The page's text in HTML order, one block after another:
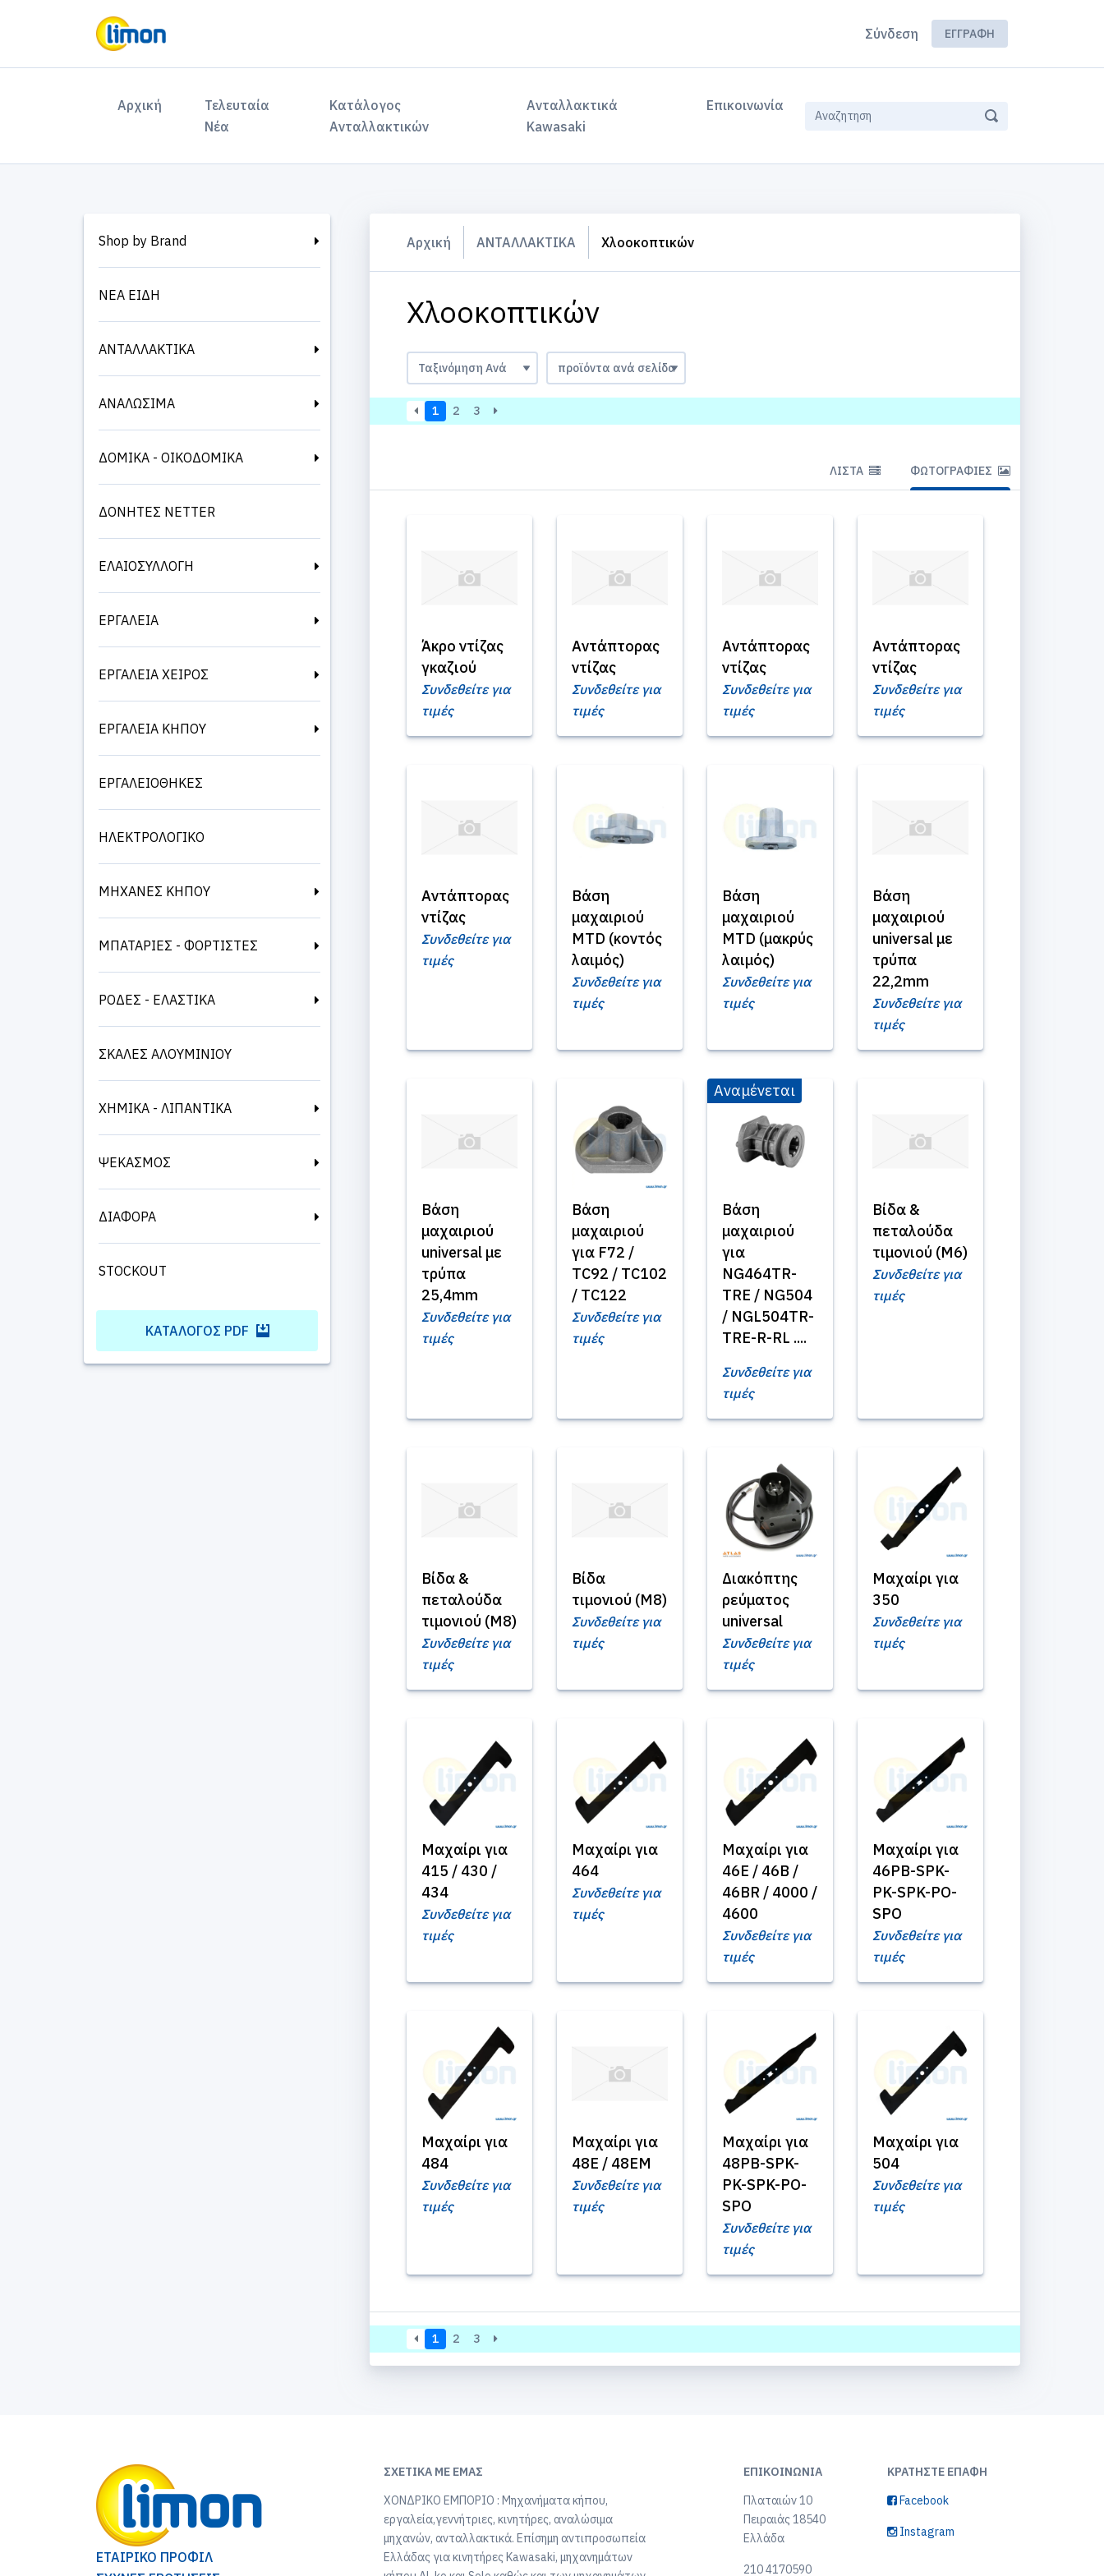
Σύνδεση ΕΓΓΡΑΦΉ
Αρχική (current)Τελευταία
Νέα
Κατάλογος
Ανταλλακτικών
Ανταλλακτικά
Kawasaki
Επικοινωνία
Shop by Brand
ΝΕΑ ΕΙΔΗ
ΑΝΤΑΛΛΑΚΤΙΚΑ
ΑΝΑΛΩΣΙΜΑ
ΔΟΜΙΚΑ - ΟΙΚΟΔΟΜΙΚΑ
ΔΟΝΗΤΕΣ NETTER
ΕΛΑΙΟΣΥΛΛΟΓΗ
ΕΡΓΑΛΕΙΑ
ΕΡΓΑΛΕΙΑ ΧΕΙΡΟΣ
ΕΡΓΑΛΕΙΑ ΚΗΠΟΥ
ΕΡΓΑΛΕΙΟΘΗΚΕΣ
ΗΛΕΚΤΡΟΛΟΓΙΚΟ
ΜΗΧΑΝΕΣ ΚΗΠΟΥ
ΜΠΑΤΑΡΙΕΣ - ΦΟΡΤΙΣΤΕΣ
ΡΟΔΕΣ - ΕΛΑΣΤΙΚΑ
ΣΚΑΛΕΣ ΑΛΟΥΜΙΝΙΟΥ
ΧΗΜΙΚΑ - ΛΙΠΑΝΤΙΚΑ
ΨΕΚΑΣΜΟΣ
ΔΙΑΦΟΡΑ
STOCKOUT
ΚΑΤΆΛΟΓΟΣ PDF
Αρχική ΑΝΤΑΛΛΑΚΤΙΚΑ Χλοοκοπτικών
Χλοοκοπτικών
1 2 3
ΛΊΣΤΑ ΦΩΤΟΓΡΑΦΊΕΣ
Άκρο ντίζας
γκαζιού
Συνδεθείτε για
τιμές
Αντάπτορας
ντίζας
Συνδεθείτε για
τιμές
Αντάπτορας
ντίζας
Συνδεθείτε για
τιμές
Αντάπτορας
ντίζας
Συνδεθείτε για
τιμές
Αντάπτορας
ντίζας
Συνδεθείτε για
τιμές
Βάση
μαχαιριού
MTD (κοντός
λαιμός)
Συνδεθείτε για
τιμές
Βάση
μαχαιριού
MTD (μακρύς
λαιμός)
Συνδεθείτε για
τιμές
Βάση
μαχαιριού
universal με
τρύπα
22,2mm
Συνδεθείτε για
τιμές
Βάση
μαχαιριού
universal με
τρύπα
25,4mm
Συνδεθείτε για
τιμές
Βάση
μαχαιριού
για F72 /
TC92 / TC102
/ TC122
Συνδεθείτε για
τιμές
Βάση
μαχαιριού
για
NG464TR-
TRE / NG504
/ NGL504TR-
TRE-R-RL ....
Αναμένεται
Συνδεθείτε για
τιμές
Βίδα &
πεταλούδα
τιμονιού (Μ6)
Συνδεθείτε για
τιμές
Βίδα &
πεταλούδα
τιμονιού (Μ8)
Συνδεθείτε για
τιμές
Βίδα
τιμονιού (Μ8)
Συνδεθείτε για
τιμές
Διακόπτης
ρεύματος
universal
Συνδεθείτε για
τιμές
Μαχαίρι για
350
Συνδεθείτε για
τιμές
Μαχαίρι για
415 / 430 /
434
Συνδεθείτε για
τιμές
Μαχαίρι για
464
Συνδεθείτε για
τιμές
Μαχαίρι για
46E / 46B /
46BR / 4000 /
4600
Συνδεθείτε για
τιμές
Μαχαίρι για
46PB-SPK-
PK-SPK-PO-
SPO
Συνδεθείτε για
τιμές
Μαχαίρι για
484
Συνδεθείτε για
τιμές
Μαχαίρι για
48E / 48EM
Συνδεθείτε για
τιμές
Μαχαίρι για
48PB-SPK-
PK-SPK-PO-
SPO
Συνδεθείτε για
τιμές
Μαχαίρι για
504
Συνδεθείτε για
τιμές
1 2 3
ΕΤΑΙΡΙΚΟ ΠΡΟΦΙΛ
ΣΧΕΤΙΚΆ ΜΕ ΕΜΆΣ
ΧΟΝΔΡΙΚΟ ΕΜΠΟΡΙΟ : Μηχανήματα κήπου,
εργαλεία,γεννήτριες, κινητήρες, αναλώσιμα
μηχανών, ανταλλακτικά. Επίσημη αντιπροσωπεία
Ελλάδας για κινητήρες Kawasaki, μηχανημάτων
ΕΠΙΚΟΙΝΩΝΊΑ
Πλαταιών 10
Πειραιάς 18540
Ελλάδα
210 4170590
ΚΡΑΤΉΣΤΕ ΕΠΑΦΉ
Facebook
Instagram